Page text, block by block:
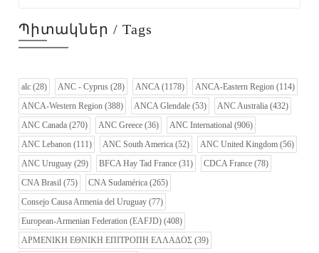
Պիտակներ / Tags
alc (28) ANC - Cyprus (28) ANCA (1178) ANCA-Eastern Region (114)
ANCA-Western Region (388) ANCA Glendale (53) ANC Australia (432)
ANC Canada (270) ANC Greece (36) ANC International (906)
ANC Lebanon (111) ANC South America (52) ANC United Kingdom (56)
ANC Uruguay (29) BFCA Hay Tad France (31) CDCA France (78)
CNA Brasil (75) CNA Sudamérica (265)
Consejo Causa Armenia del Uruguay (77)
European-Armenian Federation (EAFJD) (408)
ΑΡΜΕΝΙΚΗ ΕΘΝΙΚΗ ΕΠΙΤΡΟΠΗ ΕΛΛΑΔΟΣ (39)